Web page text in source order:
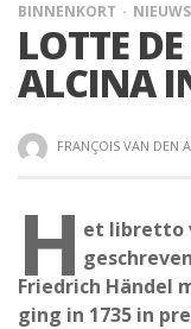
BINNENKORT NIEUWS
LOTTE DE
ALCINA
FRANÇOIS VAN DEN
H et libretto
Friedrich Händel
ging in 1735 in